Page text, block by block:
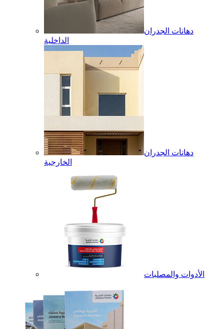
دهانات الجدران
الداخلية
دهانات الجدران
الخارجية
الأدوات والمصلبات